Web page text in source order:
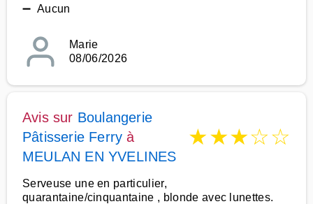
➖ Aucun
Marie
08/06/2026
Avis sur Boulangerie
Pâtisserie Ferry à
MEULAN EN YVELINES
★★★☆☆
Serveuse une en particulier,
quarantaine/cinquantaine , blonde avec lunettes.